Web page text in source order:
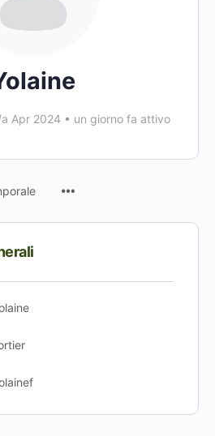
Apr 2024 • un giorno fa attivo
menu